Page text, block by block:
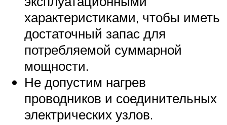
характеристиками, чтобы иметь
достаточный запас для
потребляемой суммарной
мощности.
Не допустим нагрев
проводников и соединительных
электрических узлов.